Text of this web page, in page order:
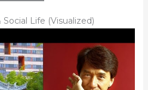
Social Life (Visualized)